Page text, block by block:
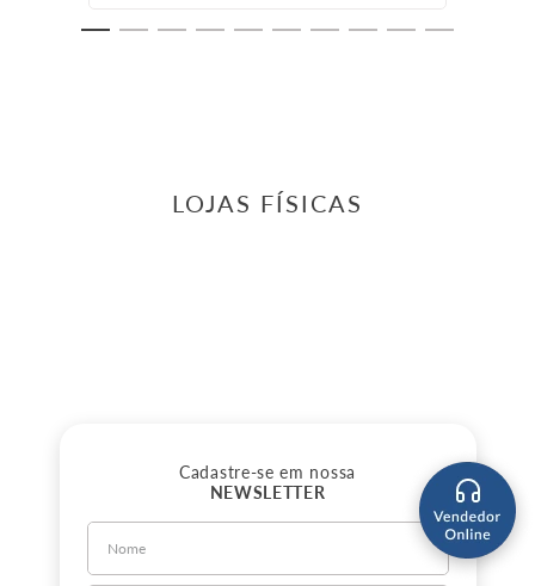
LOJAS FÍSICAS
Cadastre-se em nossa
NEWSLETTER